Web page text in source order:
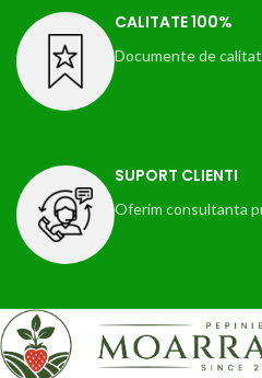
CALITATE 100%
Documente de
SUPORT CLIENTI
Oferim consultanta